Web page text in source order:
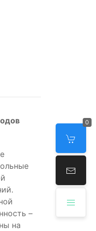
0
–
на